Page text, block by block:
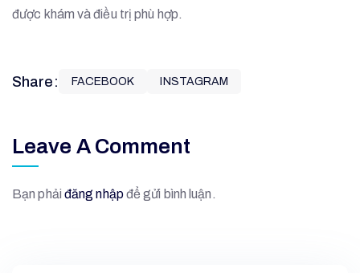
được khám và điều trị phù hợp.
Share: FACEBOOK INSTAGRAM
Leave A Comment
Bạn phải đăng nhậpđể gửi bình luận.